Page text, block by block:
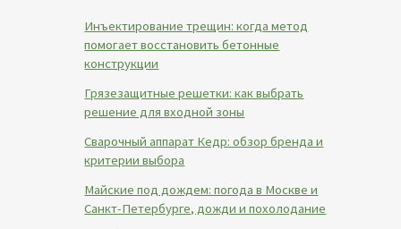
Инъектирование трещин: когда метод
помогает восстановить бетонные
конструкции
Грязезащитные решетки: как выбрать
решение для входной зоны
Сварочный аппарат Кедр: обзор бренда и
критерии выбора
Майские под дождем: погода в Москве и
Санкт-Петербурге, дожди и похолодание